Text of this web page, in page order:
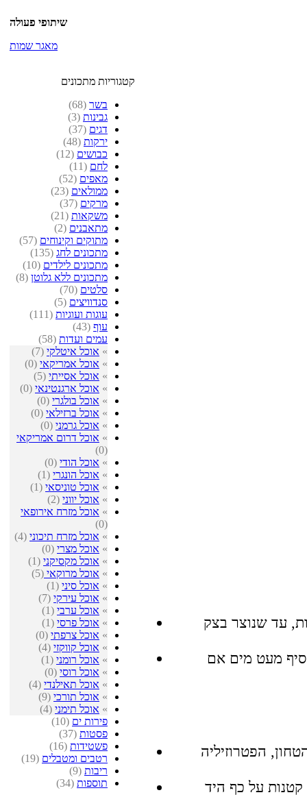
שיתופי פעולה
מאגר שמות
קטגוריות מתכונים
בשר (68)
גבינות (3)
דגים (37)
ירקות (48)
כבושים (12)
לחם (11)
מאפים (52)
ממולאים (23)
מרקים (37)
משקאות (21)
מתאבנים (2)
מתוקים וקינוחים (57)
מתכונים לחג (135)
מתכונים לילדים (10)
מתכונים ללא גלוטן (8)
סלטים (70)
סנדוויצים (5)
עוגות ועוגיות (111)
עוף (43)
עמים ועדות (58)
» אוכל איטלקי (7)
» אוכל אמריקאי (0)
» אוכל אסייתי (5)
» אוכל ארגנטינאי (0)
» אוכל בולגרי (0)
» אוכל ברזילאי (0)
» אוכל גרמני (0)
» אוכל דרום אמריקאי
(0)
» אוכל הודי (0)
» אוכל הונגרי (1)
» אוכל טוניסאי (1)
» אוכל יווני (2)
» אוכל מזרח אירופאי
(0)
» אוכל מזרח תיכוני (4)
» אוכל מצרי (0)
» אוכל מקסיקני (1)
» אוכל מרוקאי (5)
» אוכל סיני (1)
» אוכל עירקי (7)
» אוכל ערבי (1)
» אוכל פרסי (1)
» אוכל צרפתי (0)
» אוכל קווקזי (4)
» אוכל רומני (1)
» אוכל רוסי (0)
» אוכל תאילנדי (4)
» אוכל תורכי (9)
» אוכל תימני (4)
פירות ים (10)
פסטות (37)
פשטידות (16)
רטבים ומטבלים (19)
ריבות (9)
תוספות (34)
עד שנוצר בצק
(ניתן להוסיף מעט מים אם
הפטרוזיליה
על כף היד